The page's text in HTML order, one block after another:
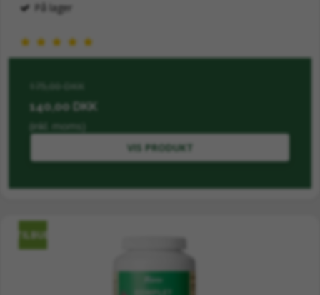
På lager
140,00 DKK
(inkl. moms)
VIS PRODUKT
TILBUD